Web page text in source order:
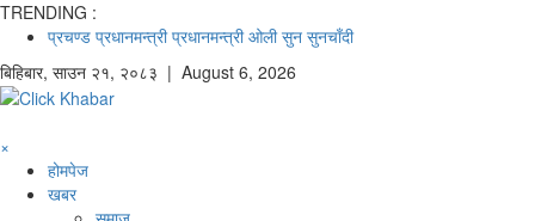
TRENDING :
प्रचण्ड प्रधानमन्त्री प्रधानमन्त्री ओली सुन सुनचाँदी
बिहिबार, साउन २१, २०८३ | August 6, 2026
×
होमपेज
खबर